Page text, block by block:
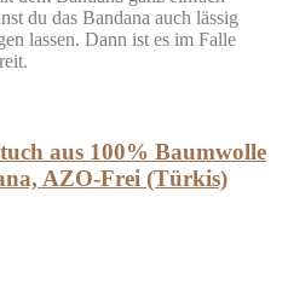
du das Bandana auch lässig
lassen. Dann ist es im Falle
aus 100% Baumwolle
AZO-Frei (Türkis)